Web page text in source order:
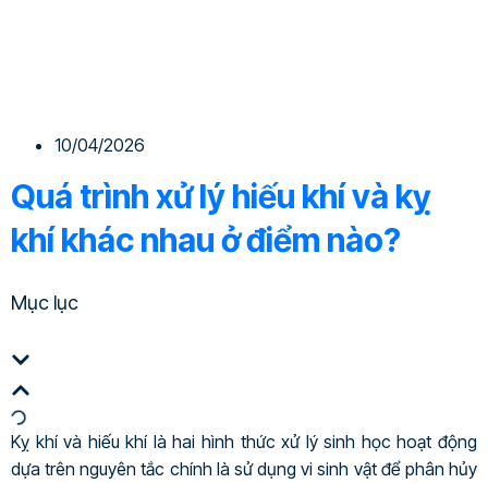
10/04/2026
Quá trình xử lý hiếu khí và kỵ
khí khác nhau ở điểm nào?
Mục lục
Kỵ khí và hiếu khí là hai hình thức xử lý sinh học hoạt động
dựa trên nguyên tắc chính là sử dụng vi sinh vật để phân hủy